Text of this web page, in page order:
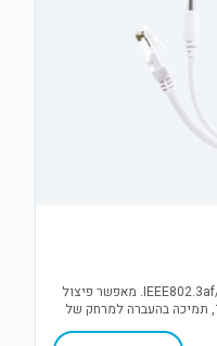
מפצל רשת PoE אקטיבי (1 ל-2) בתקן IEEE802.3af/at. מאפשר פיצול
נקודת רשת אחת לשתי יציאות 10/100M, תמיכה בהעברה למרחק של